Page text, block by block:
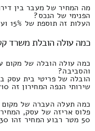
מה המחיר של מעבר בין
הפנימי של הנכס?
העלות זה תוספת של 15% ועד 7%.
כמה עולה הובלת משרד
כמה עולה הובלה של מקום
והסביבה?
הובלה של פריטי בית עסק
שירותי הנפה המחירון זה 710 ולכל היותר 330 ₪.
כמה תעלה העברה של מקום
פלוס אריזה של עסק,
50 מטר רבוע המחיר זהו 1830 ומקסימום 100 שקלים חדשים.